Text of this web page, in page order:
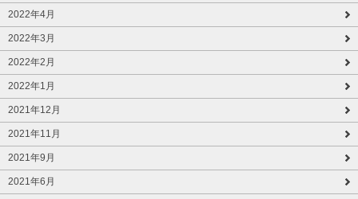
2022年4月
2022年3月
2022年2月
2022年1月
2021年12月
2021年11月
2021年9月
2021年6月